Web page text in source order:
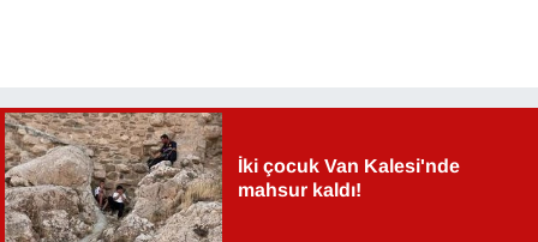
İki çocuk Van Kalesi'nde
mahsur kaldı!